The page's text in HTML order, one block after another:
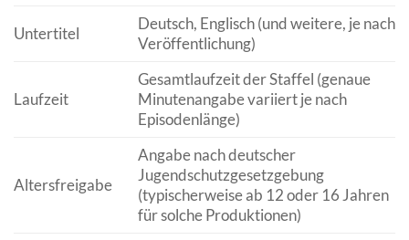
Untertitel
Deutsch, Englisch (und weitere, je nach
Veröffentlichung)
Laufzeit
Gesamtlaufzeit der Staffel (genaue
Minutenangabe variiert je nach
Episodenlänge)
Altersfreigabe
Angabe nach deutscher
Jugendschutzgesetzgebung
(typischerweise ab 12 oder 16 Jahren
für solche Produktionen)